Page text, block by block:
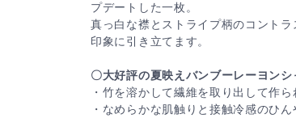
プデートした一枚。
真っ白な襟とストライプ柄のコント
印象に引き立てます。
〇大好評の夏映えバンブーレーヨンシ
・竹を溶かして繊維を取り出して作
・なめらかな肌触りと接触冷感のひ